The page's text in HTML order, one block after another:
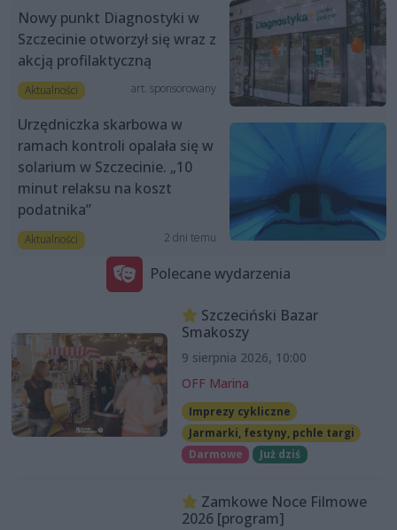
Nowy punkt Diagnostyki w
Szczecinie otworzył się wraz z
akcją profilaktyczną
Aktualności art. sponsorowany
Urzędniczka skarbowa w
ramach kontroli opalała się w
solarium w Szczecinie. „10
minut relaksu na koszt
podatnika”
Aktualności 2 dni temu
Polecane wydarzenia
Szczeciński Bazar
Smakoszy
9 sierpnia 2026, 10:00
OFF Marina
Imprezy cykliczne
Jarmarki, festyny, pchle targi
Darmowe
Już dziś
Zamkowe Noce Filmowe
2026 [program]